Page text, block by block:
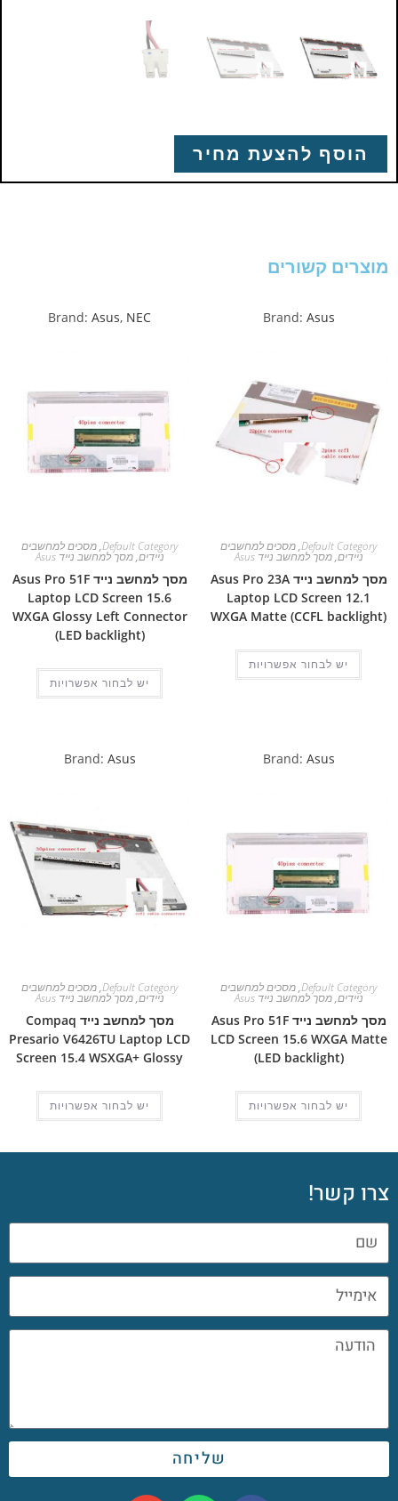
הוסף להצעת מחיר
מוצרים קשורים
Brand: Asus
Default Category
,מסכים למחשבים
ניידים,מסך למחשב נייד Asus
מסך למחשב נייד Asus Pro 23A
Laptop LCD Screen 12.1
WXGA Matte (CCFL backlight)
יש לבחור אפשרויות
Brand: Asus, NEC
Default Category
,מסכים למחשבים
ניידים,מסך למחשב נייד Asus
מסך למחשב נייד Asus Pro 51F
Laptop LCD Screen 15.6
WXGA Glossy Left Connector
(LED backlight)
יש לבחור אפשרויות
Brand: Asus
Default Category
,מסכים למחשבים
ניידים,מסך למחשב נייד Asus
מסך למחשב נייד Asus Pro 51F
LCD Screen 15.6 WXGA Matte
(LED backlight)
יש לבחור אפשרויות
Brand: Asus
Default Category
,מסכים למחשבים
ניידים,מסך למחשב נייד Asus
מסך למחשב נייד Compaq
Presario V6426TU Laptop LCD
Screen 15.4 WSXGA+ Glossy
יש לבחור אפשרויות
צרו קשר!
שליחה